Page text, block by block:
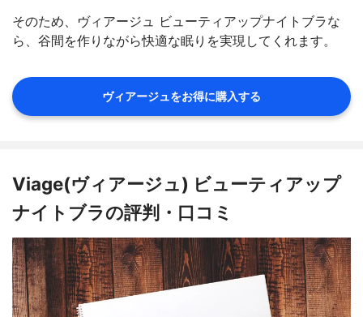
そのため、ヴィアージュ ビューティアップナイトブラな
ら、谷間を作りながら快適な眠りを実現してくれます。
ヴィアージュをお得に購入する
Viage(ヴィアージュ) ビューティアップ
ナイトブラの評判・口コミ